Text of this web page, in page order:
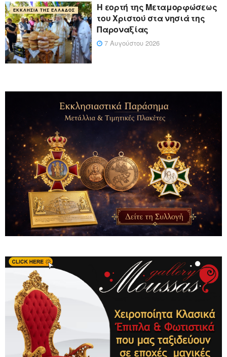
ΕΚΚΛΗΣΊΑ ΤΗΣ ΕΛΛΆΔΟΣ
Η εορτή της Μεταμορφώσεως
του Χριστού στα νησιά της
Παροναξίας
7 Αυγούστου 2026